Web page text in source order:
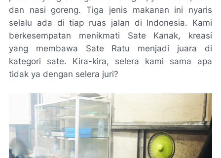
dan nasi goreng. Tiga jenis makanan ini nyaris
selalu ada di tiap ruas jalan di Indonesia. Kami
berkesempatan menikmati Sate Kanak, kreasi
yang membawa Sate Ratu menjadi juara di
kategori sate. Kira-kira, selera kami sama apa
tidak ya dengan selera juri?